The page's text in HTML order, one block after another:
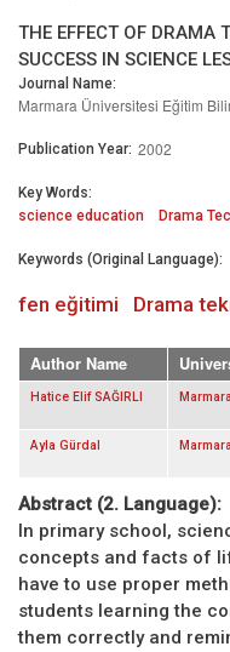
THE EFFECT OF DRAMA
SUCCESS IN SCIENCE
Journal Name:
Marmara Üniversitesi Eğitim
Publication Year: 2002
Key Words:
science education
Drama
Keywords (Original Language):
fen eğitimi Drama
Author Name
Hatice Elif SAĞIRLI
Ayla Gürdal
Abstract (2. Language):
In primary school,
concepts and facts of
have to use proper
students learning the
them correctly and